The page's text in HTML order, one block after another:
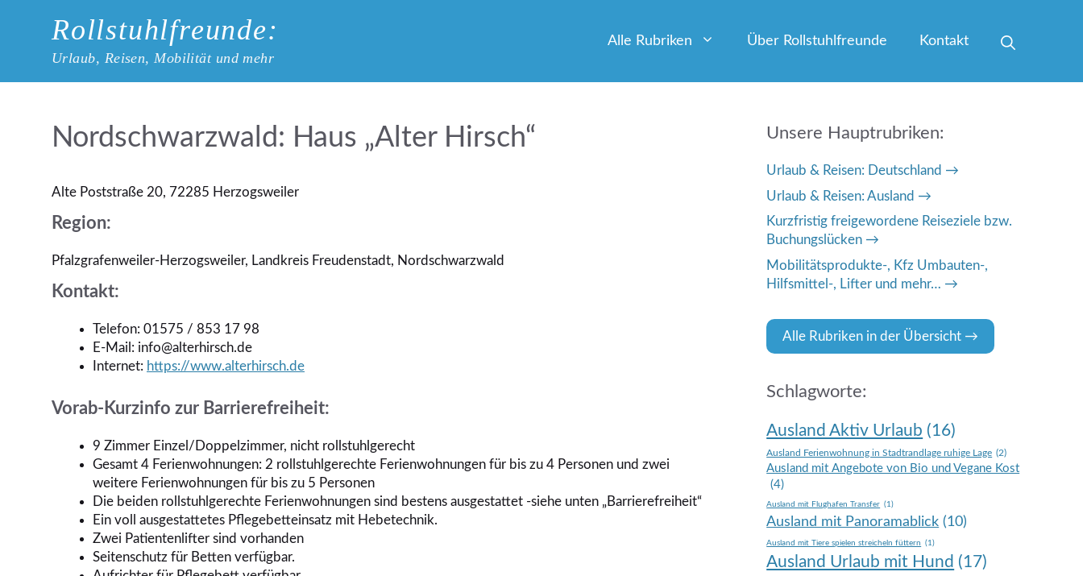
Rollstuhlfreunde:
Urlaub, Reisen, Mobilität und mehr
Alle Rubriken Über Rollstuhlfreunde Kontakt
Nordschwarzwald: Haus „Alter Hirsch“
Alte Poststraße 20, 72285 Herzogsweiler
Region:
Pfalzgrafenweiler-Herzogsweiler, Landkreis Freudenstadt, Nordschwarzwald
Kontakt:
Telefon: 01575 / 853 17 98
E-Mail: info@alterhirsch.de
Internet: https://www.alterhirsch.de
Vorab-Kurzinfo zur Barrierefreiheit:
9 Zimmer Einzel/Doppelzimmer, nicht rollstuhlgerecht
Gesamt 4 Ferienwohnungen: 2 rollstuhlgerechte Ferienwohnungen für bis zu 4 Personen und zwei
weitere Ferienwohnungen für bis zu 5 Personen
Die beiden rollstuhlgerechte Ferienwohnungen sind bestens ausgestattet -siehe unten „Barrierefreiheit“
Ein voll ausgestattetes Pflegebetteinsatz mit Hebetechnik.
Zwei Patientenlifter sind vorhanden
Seitenschutz für Betten verfügbar.
Unsere Hauptrubriken:
Urlaub & Reisen: Deutschland
Urlaub & Reisen: Ausland
Kurzfristig freigewordene Reiseziele bzw.
Buchungslücken
Mobilitätsprodukte-, Kfz Umbauten-,
Hilfsmittel-, Lifter und mehr…
Alle Rubriken in der Übersicht
Schlagworte:
Ausland Aktiv Urlaub (16)
Ausland Ferienwohnung in Stadtrandlage ruhige Lage (2)
Ausland mit Angebote von Bio und Vegane Kost
(4)
Ausland mit Flughafen Transfer (1)
Ausland mit Panoramablick (10)
Ausland mit Tiere spielen streicheln füttern (1)
Ausland Urlaub mit Hund (17)